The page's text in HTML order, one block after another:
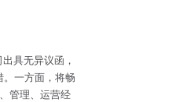
具无异议函，
。一方面，将畅
管理、运营经